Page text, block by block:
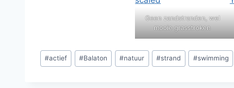
Geen zandstranden, wel
mooie grasstroken
Bericht
tags:
#actief #Balaton #natuur #strand #swimming